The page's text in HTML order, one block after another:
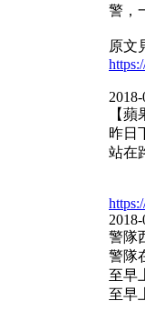
警，
原文
【
昨日
站在
警隊
警隊
至早
至早